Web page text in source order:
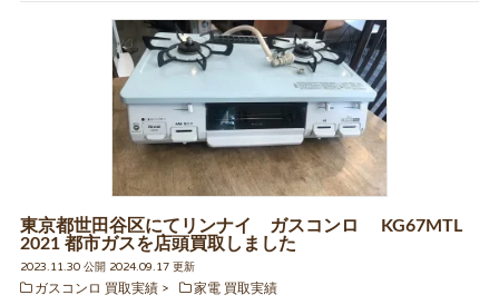
東京都世田谷区にてリンナイ ガスコンロ KG67MTL
2021 都市ガスを店頭買取しました
2023.11.30 公開 2024.09.17 更新
ガスコンロ 買取実績
家電 買取実績